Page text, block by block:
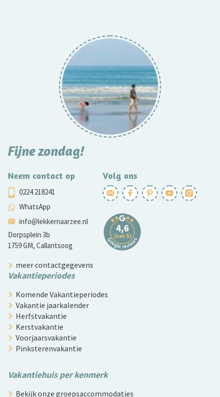
Fijne zondag!
Neem contact op
0224 218241
WhatsApp
info@lekkernaarzee.nl
Dorpsplein 3b
1759 GM, Callantsoog
Volg ons
meer contactgegevens
Vakantieperiodes
Komende Vakantieperiodes
Vakantie jaarkalender
Herfstvakantie
Kerstvakantie
Voorjaarsvakantie
Pinksterenvakantie
Vakantiehuis per kenmerk
Bekijk onze groepsaccommodaties